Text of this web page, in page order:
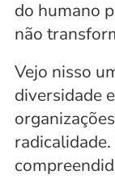
do humano
não
Vejo nisso
diversidade